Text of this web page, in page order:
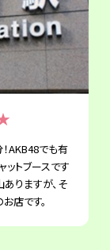
AKB48でも有
トブースです
りますが、そ
店です。